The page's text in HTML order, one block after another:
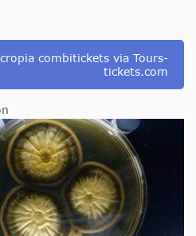
combitickets via Tours-
tickets.com